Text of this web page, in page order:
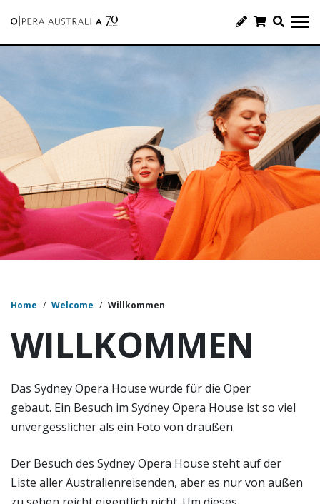
Home / Welcome / Willkommen
WILLKOMMEN
Das Sydney Opera House wurde für die Oper
gebaut. Ein Besuch im Sydney Opera House ist so viel
unvergesslicher als ein Foto von draußen.
Der Besuch des Sydney Opera House steht auf der
Liste aller Australienreisenden, aber es nur von außen